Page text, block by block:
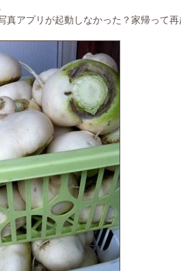
真アプリが起動しなかった？家帰って